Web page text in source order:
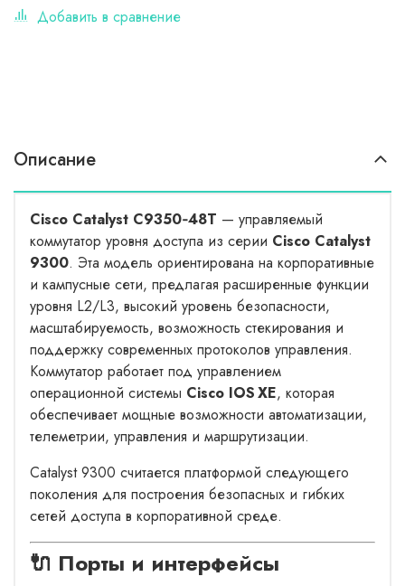
Добавить в сравнение
Описание
Cisco Catalyst C9350‑48T — управляемый
коммутатор уровня доступа из серии Cisco Catalyst
9300. Эта модель ориентирована на корпоративные
и кампусные сети, предлагая расширенные функции
уровня L2/L3, высокий уровень безопасности,
масштабируемость, возможность стекирования и
поддержку современных протоколов управления.
Коммутатор работает под управлением
операционной системы Cisco IOS XE, которая
обеспечивает мощные возможности автоматизации,
телеметрии, управления и маршрутизации.
Catalyst 9300 считается платформой следующего
поколения для построения безопасных и гибких
сетей доступа в корпоративной среде.
🔌 Порты и интерфейсы